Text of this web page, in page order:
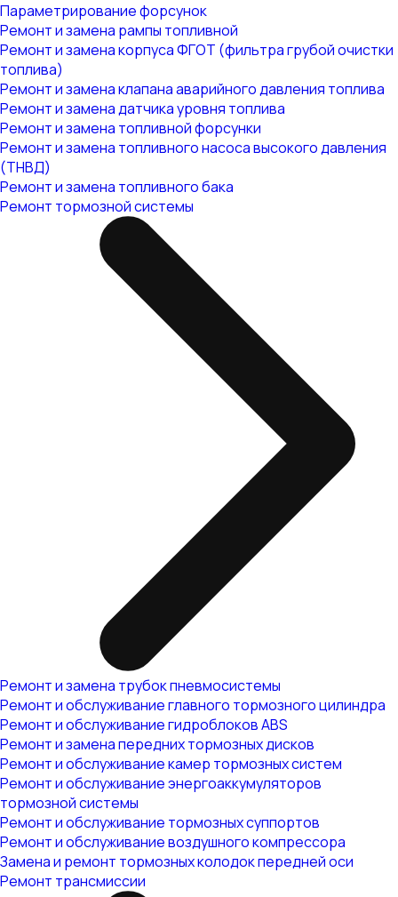
Параметрирование форсунок
Ремонт и замена рампы топливной
Ремонт и замена корпуса ФГОТ (фильтра грубой очистки
топлива)
Ремонт и замена клапана аварийного давления топлива
Ремонт и замена датчика уровня топлива
Ремонт и замена топливной форсунки
Ремонт и замена топливного насоса высокого давления
(ТНВД)
Ремонт и замена топливного бака
Ремонт тормозной системы
Ремонт и замена трубок пневмосистемы
Ремонт и обслуживание главного тормозного цилиндра
Ремонт и обслуживание гидроблоков ABS
Ремонт и замена передних тормозных дисков
Ремонт и обслуживание камер тормозных систем
Ремонт и обслуживание энергоаккумуляторов
тормозной системы
Ремонт и обслуживание тормозных суппортов
Ремонт и обслуживание воздушного компрессора
Замена и ремонт тормозных колодок передней оси
Ремонт трансмиссии